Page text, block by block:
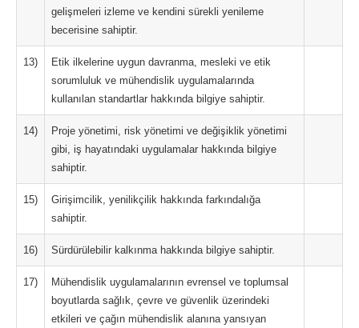
gelişmeleri izleme ve kendini sürekli yenileme
becerisine sahiptir.
13)
Etik ilkelerine uygun davranma, mesleki ve etik
sorumluluk ve mühendislik uygulamalarında
kullanılan standartlar hakkında bilgiye sahiptir.
14)
Proje yönetimi, risk yönetimi ve değişiklik yönetimi
gibi, iş hayatındaki uygulamalar hakkında bilgiye
sahiptir.
15)
Girişimcilik, yenilikçilik hakkında farkındalığa
sahiptir.
16) Sürdürülebilir kalkınma hakkında bilgiye sahiptir.
17)
Mühendislik uygulamalarının evrensel ve toplumsal
boyutlarda sağlık, çevre ve güvenlik üzerindeki
etkileri ve çağın mühendislik alanına yansıyan